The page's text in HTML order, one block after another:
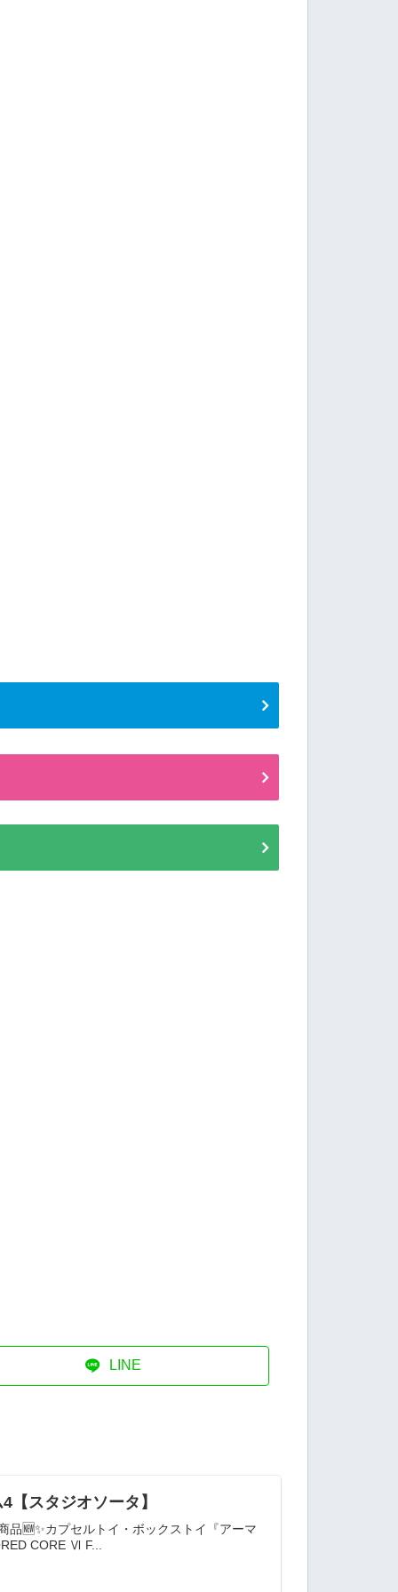
LINE
スタジオソータ】
🆕✨カプセルトイ・ボックストイ『アーマ
CORE Ⅵ F...